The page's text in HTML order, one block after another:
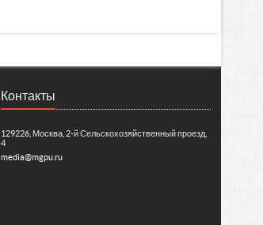
Контакты
129226, Москва, 2-й Сельскохозяйственный проезд,
4
media@mgpu.ru